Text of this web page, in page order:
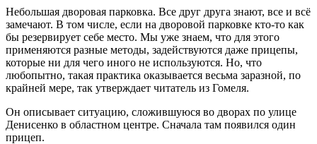
Небольшая дворовая парковка. Все друг друга знают, все и всё
замечают. В том числе, если на дворовой парковке кто-то как
бы резервирует себе место. Мы уже знаем, что для этого
применяются разные методы, задействуются даже прицепы,
которые ни для чего иного не используются. Но, что
любопытно, такая практика оказывается весьма заразной, по
крайней мере, так утверждает читатель из Гомеля.
Он описывает ситуацию, сложившуюся во дворах по улице
Денисенко в областном центре. Сначала там появился один
прицеп.